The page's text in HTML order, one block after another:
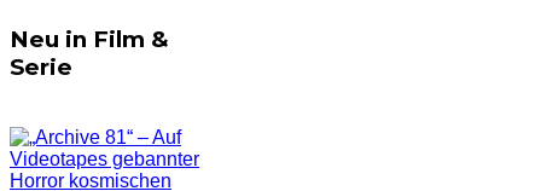
Neu in Film &
Serie